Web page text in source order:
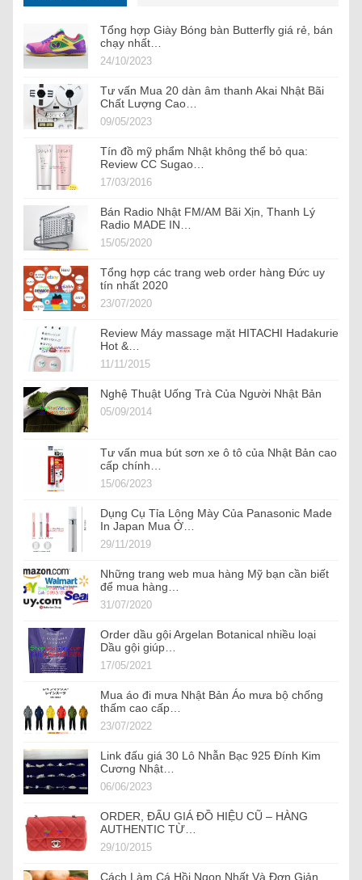
Tổng hợp Giày Bóng bàn Butterfly giá rẻ, bán
chạy nhất…
24/10/2023
Tư vấn Mua 20 dàn âm thanh Akai Nhật Bãi
Chất Lượng Cao…
09/05/2023
Tín đồ mỹ phẩm Nhật không thể bỏ qua:
Review CC Sugao…
17/03/2016
Bán Radio Nhật FM/AM Bãi Xịn, Thanh Lý
Radio MADE IN…
15/05/2020
Tổng hợp các trang web order hàng Đức uy
tín nhất 2020
23/07/2020
Review Máy massage mặt HITACHI Hadakurie
Hot &…
11/11/2015
Nghệ Thuật Uống Trà Của Người Nhật Bản
05/09/2014
Tư vấn mua bút sơn xe ô tô của Nhật Bản cao
cấp chính…
15/06/2023
Dụng Cụ Tỉa Lông Mày Của Panasonic Made
In Japan Mua Ở…
29/11/2019
Những trang web mua hàng Mỹ bạn cần biết
để mua hàng…
31/07/2020
Order dầu gội Argelan Botanical nhiều loại
Dầu gội giúp…
17/05/2021
Mua áo đi mưa Nhật Bản Áo mưa bộ chống
thấm cao cấp…
23/07/2022
Link đấu giá 30 Lô Nhẫn Bạc 925 Đính Kim
Cương Nhật…
06/06/2023
ORDER, ĐẤU GIÁ ĐỒ HIỆU CŨ – HÀNG
AUTHENTIC TỪ…
29/10/2015
Cách Làm Cá Hồi Ngon Nhất Và Đơn Giản